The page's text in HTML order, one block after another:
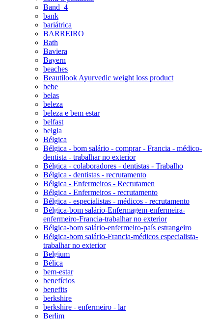
Band_4
bank
bariátrica
BARREIRO
Bath
Baviera
Bayern
beaches
Beautilook Ayurvedic weight loss product
bebe
belas
beleza
beleza e bem estar
belfast
belgia
Bélgica
Bélgica - bom salário - comprar - Francia - médico-
dentista - trabalhar no exterior
Bélgica - colaboradores - dentistas - Trabalho
Bélgica - dentistas - recrutamento
Bélgica - Enfermeiros - Recrutamen
Bélgica - Enfermeiros - recrutamento
Bélgica - especialistas - médicos - recrutamento
Bélgica-bom salário-Enfermagem-enfermeira-
enfermeiro-Francia-trabalhar no exterior
Bélgica-bom salário-enfermeiro-país estrangeiro
Bélgica-bom salário-Francia-médicos especialista-
trabalhar no exterior
Belgium
Bélica
bem-estar
benefícios
benefits
berkshire
berkshire - enfermeiro - lar
Berlim